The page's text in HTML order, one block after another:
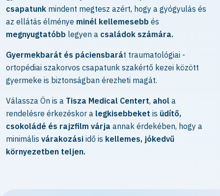
csapatunk mindent megtesz azért, hogy a gyógyulás és
az ellátás élménye minél kellemesebb és
megnyugtatóbb legyen a családok számára.
Gyermekbarát és páciensbarát traumatológiai -
ortopédiai szakorvos csapatunk szakértő kezei között
gyermeke is biztonságban érezheti magát.
Válassza Ön is a Tisza Medical Centert, ahol a
rendelésre érkezéskor a legkisebbeket is üdítő,
csokoládé és rajzfilm várja annak érdekében, hogy a
minimális várakozási idő is kellemes, jókedvű
környezetben teljen.